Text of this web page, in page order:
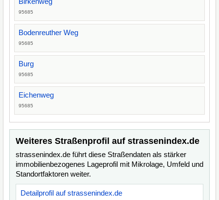
95685
Bodenreuther Weg
95685
Burg
95685
Eichenweg
95685
Weiteres Straßenprofil auf strassenindex.de
strassenindex.de führt diese Straßendaten als stärker
immobilienbezogenes Lageprofil mit Mikrolage, Umfeld und
Standortfaktoren weiter.
Detailprofil auf strassenindex.de